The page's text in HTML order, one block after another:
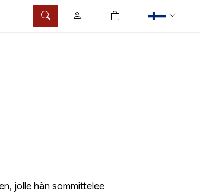
Hae
0
tuotetta ostoskorissa
jolle hän sommittelee